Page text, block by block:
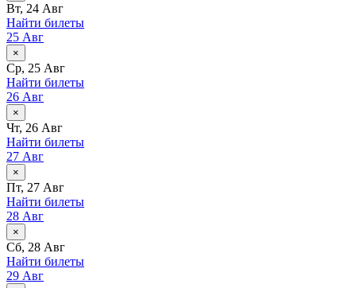
Вт, 24 Авг
Найти билеты
25 Авг
×
Ср, 25 Авг
Найти билеты
26 Авг
×
Чт, 26 Авг
Найти билеты
27 Авг
×
Пт, 27 Авг
Найти билеты
28 Авг
×
Сб, 28 Авг
Найти билеты
29 Авг